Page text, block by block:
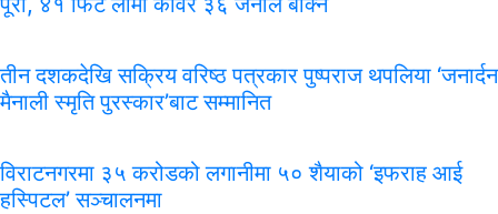
तीन दशकदेखि सक्रिय वरिष्ठ पत्रकार पुष्पराज थपलिया ‘जनार्दन
मैनाली स्मृति पुरस्कार’बाट सम्मानित
विराटनगरमा ३५ करोडको लगानीमा ५० शैयाको ‘इफराह आई
हस्पिटल’ सञ्चालनमा